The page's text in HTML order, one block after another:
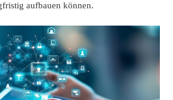
aufbauen können.